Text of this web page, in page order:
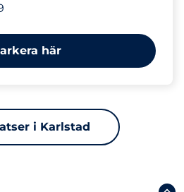
här
i Karlstad